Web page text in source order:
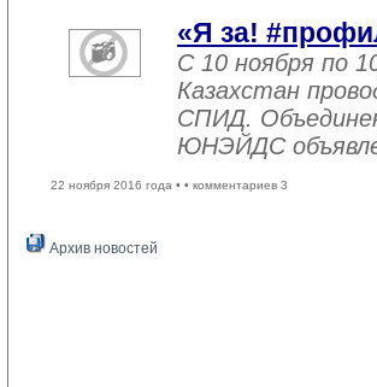
«Я за!
С 10 ноября по
Казахстан
СПИД.
ЮНЭЙДС
22 ноября 2016 года • • комментариев 3
Архив новостей